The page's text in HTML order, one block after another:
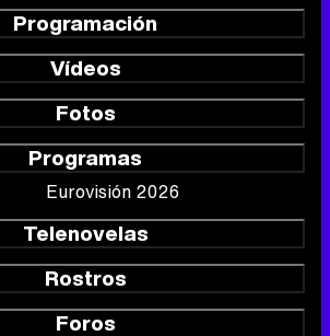
Programación
Vídeos
Fotos
Programas
Eurovisión 2026
Telenovelas
Rostros
Foros